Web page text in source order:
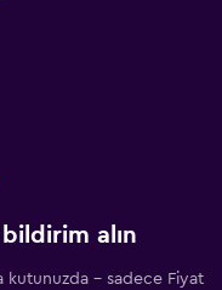
alın
kutunuzda - sadece Fiyat